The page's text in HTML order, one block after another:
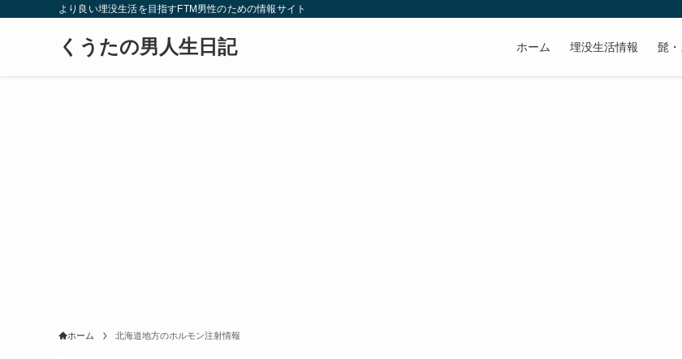
より良い埋没生活を目指すFTM男性のための情報サイト
くうたの男人生日記 ホーム 埋没生活情報 髭
ホーム 北海道地方のホルモン注射情報